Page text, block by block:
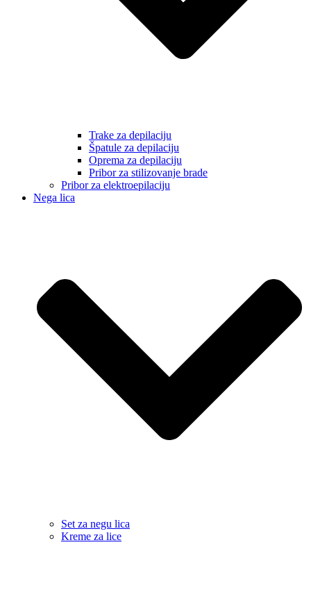
Trake za depilaciju
Špatule za depilaciju
Oprema za depilaciju
Pribor za stilizovanje brade
Pribor za elektroepilaciju
Nega lica
Set za negu lica
Kreme za lice